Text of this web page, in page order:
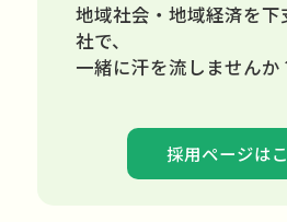
地域社会・地域経済を下
社で、
一緒に汗を流しませんか
採用ページは